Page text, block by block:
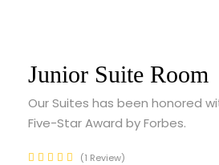
Junior Suite Room
Our Suites has been honored
Five-Star Award by Forbes.
1 Review